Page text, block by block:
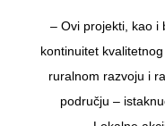
– Ovi projekti, kao i
kontinuitet
ruralnom razvoju i
području –